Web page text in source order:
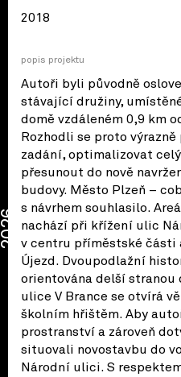
2018
popis projektu
Autoři byli původně
stávající družiny,
domě vzdáleném 0,9 km
Rozhodli se proto
zadání, optimalizovat
přesunout do nově
budovy. Město Plzeň –
s návrhem souhlasilo.
nachází při křížení ulic
v centru příměstské části
Újezd. Dvoupodlažní
orientována delší stranou
ulice V Brance se otvírá
školním hřištěm. Aby
prostranství a zároveň
situovali novostavbu do
Národní ulici. S
2026